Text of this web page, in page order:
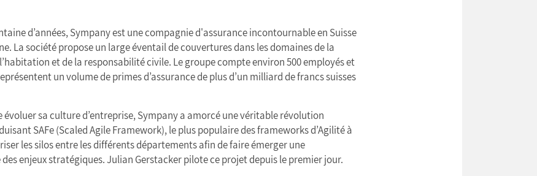
d’années, Sympany est une compagnie d'assurance incontournable en Suisse
La société propose un large éventail de couvertures dans les domaines de la
et de la responsabilité civile. Le groupe compte environ 500 employés et
un volume de primes d’assurance de plus d’un milliard de francs suisses
évoluer sa culture d’entreprise, Sympany a amorcé une véritable révolution
SAFe (Scaled Agile Framework), le plus populaire des frameworks d’Agilité à
les silos entre les différents départements afin de faire émerger une
enjeux stratégiques. Julian Gerstacker pilote ce projet depuis le premier jour.